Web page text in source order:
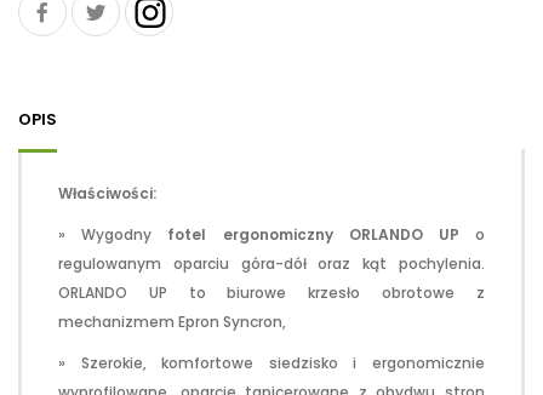
OPIS
Właściwości:
» Wygodny fotel ergonomiczny ORLANDO UP o
regulowanym oparciu góra-dół oraz kąt pochylenia.
ORLANDO UP to biurowe krzesło obrotowe z
mechanizmem Epron Syncron,
» Szerokie, komfortowe siedzisko i ergonomicznie